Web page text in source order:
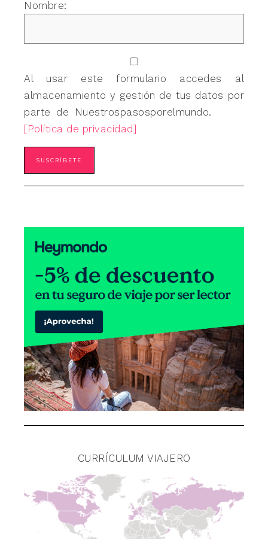
Nombre:
Al usar este formulario accedes al
almacenamiento y gestión de tus datos por
parte de Nuestrospasosporelmundo.
[Política de privacidad]
CURRÍCULUM VIAJERO